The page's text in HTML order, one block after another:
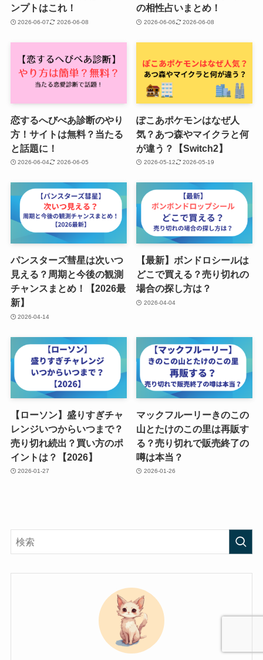
ンプトはこれ！
2026-06-07 2026-06-08
の相性占いまとめ！
2026-06-06 2026-06-08
恋するへびべあ診断のやり
方！サイトは無料？当たる
と話題に！
2026-06-04 2026-06-05
ぽこあポケモンはなぜ人
気？あつ森やマイクラと何
が違う？【Switch2】
2026-05-12 2026-05-19
パンスターズ彗星は次いつ
見える？周期と今後の観測
チャンスまとめ！【2026最
新】
2026-04-14
【最新】ボンドロシールは
どこで買える？売り切れの
場合の探し方は？
2026-04-04
【ローソン】盛りすぎチャ
レンジいつからいつまで？
売り切れ続出？買い方のポ
イントは？【2026】
2026-01-27
マックフルーリーきのこの
山とたけのこの里は再販す
る？売り切れで販売終了の
噂は本当？
2026-01-26